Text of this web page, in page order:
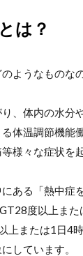
は？
ようなものな
、体内の水分
体温調節機能
様々な症状を
ある「熱中症
度以上ま
上または1日4
しています。